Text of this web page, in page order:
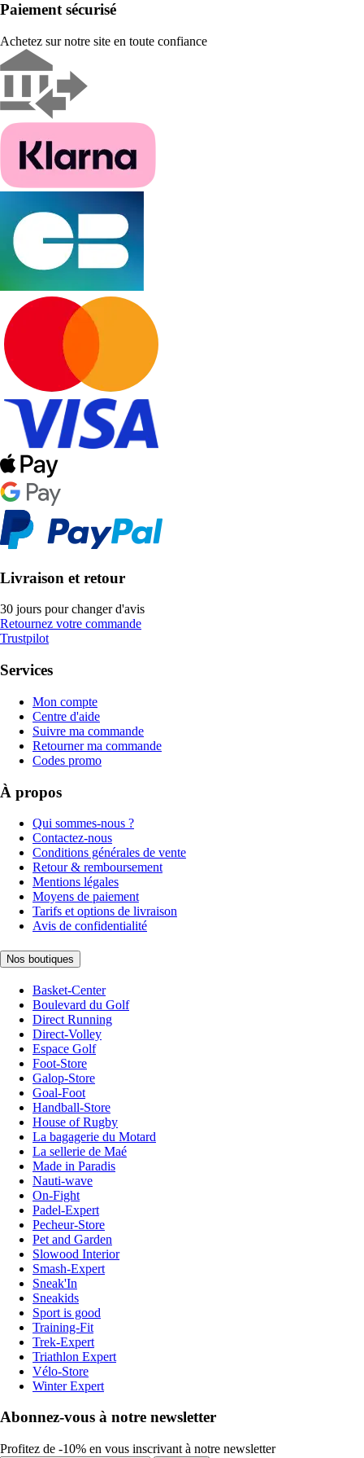
Paiement sécurisé
Achetez sur notre site en toute confiance
Livraison et retour
30 jours pour changer d'avis
Retournez votre commande
Trustpilot
Services
Mon compte
Centre d'aide
Suivre ma commande
Retourner ma commande
Codes promo
À propos
Qui sommes-nous ?
Contactez-nous
Conditions générales de vente
Retour & remboursement
Mentions légales
Moyens de paiement
Tarifs et options de livraison
Avis de confidentialité
Nos boutiques
Basket-Center
Boulevard du Golf
Direct Running
Direct-Volley
Espace Golf
Foot-Store
Galop-Store
Goal-Foot
Handball-Store
House of Rugby
La bagagerie du Motard
La sellerie de Maé
Made in Paradis
Nauti-wave
On-Fight
Padel-Expert
Pecheur-Store
Pet and Garden
Slowood Interior
Smash-Expert
Sneak'In
Sneakids
Sport is good
Training-Fit
Trek-Expert
Triathlon Expert
Vélo-Store
Winter Expert
Abonnez-vous à notre newsletter
Profitez de -10% en vous inscrivant à notre newsletter